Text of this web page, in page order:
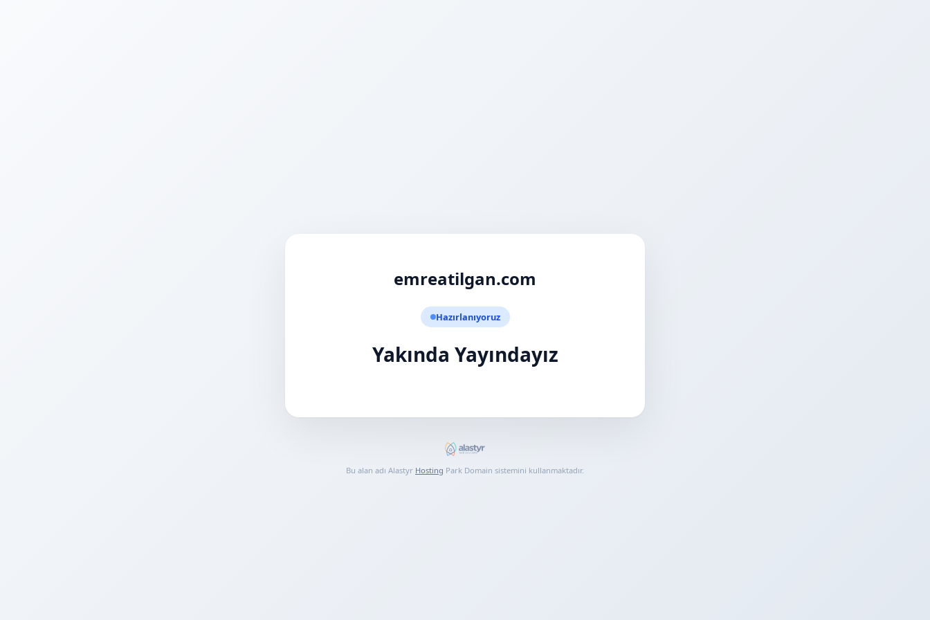
emreatilgan.com
Hazırlanıyoruz
Yakında Yayındayız
Bu alan adı Alastyr Hosting Park Domain sistemini kullanmaktadır.